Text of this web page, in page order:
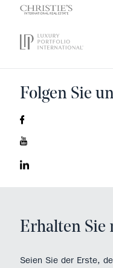
Folgen Sie
Erhalten Sie
Seien Sie der Erste,